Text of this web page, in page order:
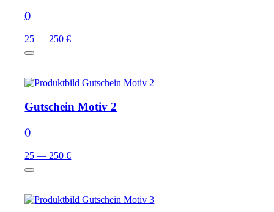
()
25 — 250 €
Gutschein Motiv 2
()
25 — 250 €